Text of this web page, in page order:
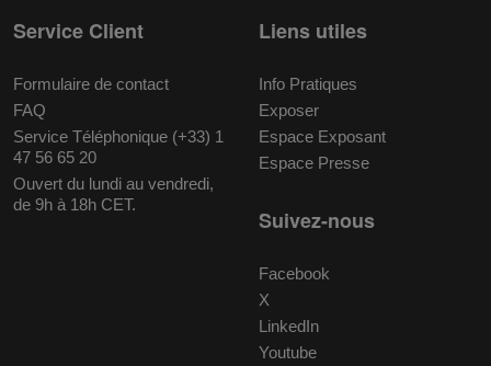
Service Client
Formulaire de contact
FAQ
Service Téléphonique (+33) 1
47 56 65 20
Ouvert du lundi au vendredi,
de 9h à 18h CET.
Liens utiles
Info Pratiques
Exposer
Espace Exposant
Espace Presse
Suivez-nous
Facebook
X
LinkedIn
Youtube